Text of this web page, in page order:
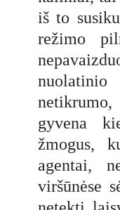
iš to
režimo
gyvena
žmogus,
agentai,
viršūnėse